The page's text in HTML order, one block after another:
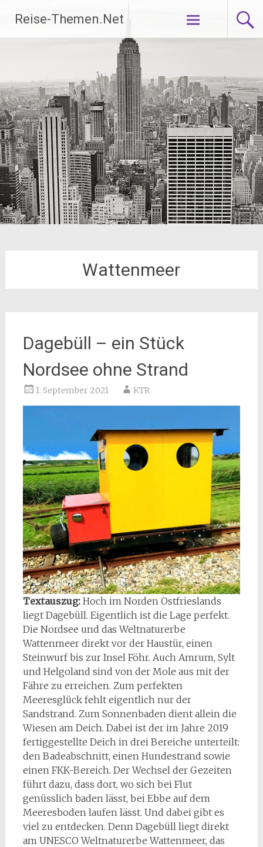
Inhalt
springen
Reise-Themen.Net
Wattenmeer
Dagebüll – ein Stück
Nordsee ohne Strand
1. September 2021 KTR
Textauszug: Hoch im Norden Ostfrieslands
liegt Dagebüll. Eigentlich ist die Lage perfekt.
Die Nordsee und das Weltnaturerbe
Wattenmeer direkt vor der Haustür, einen
Steinwurf bis zur Insel Föhr. Auch Amrum, Sylt
und Helgoland sind von der Mole aus mit der
Fähre zu erreichen. Zum perfekten
Meeresglück fehlt eigentlich nur der
Sandstrand. Zum Sonnenbaden dient allein die
Wiesen am Deich. Dabei ist der im Jahre 2019
fertiggestellte Deich in drei Bereiche unterteilt:
den Badeabschnitt, einen Hundestrand sowie
einen FKK-Bereich. Der Wechsel der Gezeiten
führt dazu, dass dort, wo sich bei Flut
genüsslich baden lässt, bei Ebbe auf dem
Meeresboden laufen lässt. Und dabei gibt es
viel zu entdecken. Denn Dagebüll liegt direkt
am UNESCO Weltnaturerbe Wattenmeer, das